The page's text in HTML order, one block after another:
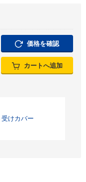
価格を確認
カートへ追加
けカバー